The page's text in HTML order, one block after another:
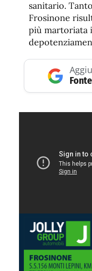
sanitario.
Frosinone
più martoriata